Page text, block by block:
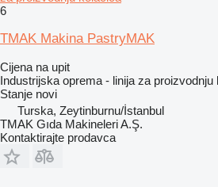
6
TMAK Makina PastryMAK
Cijena na upit
Industrijska oprema - linija za proizvodnju
Stanje novi
Turska, Zeytinburnu/İstanbul
TMAK Gıda Makineleri A.Ş.
Kontaktirajte prodavca